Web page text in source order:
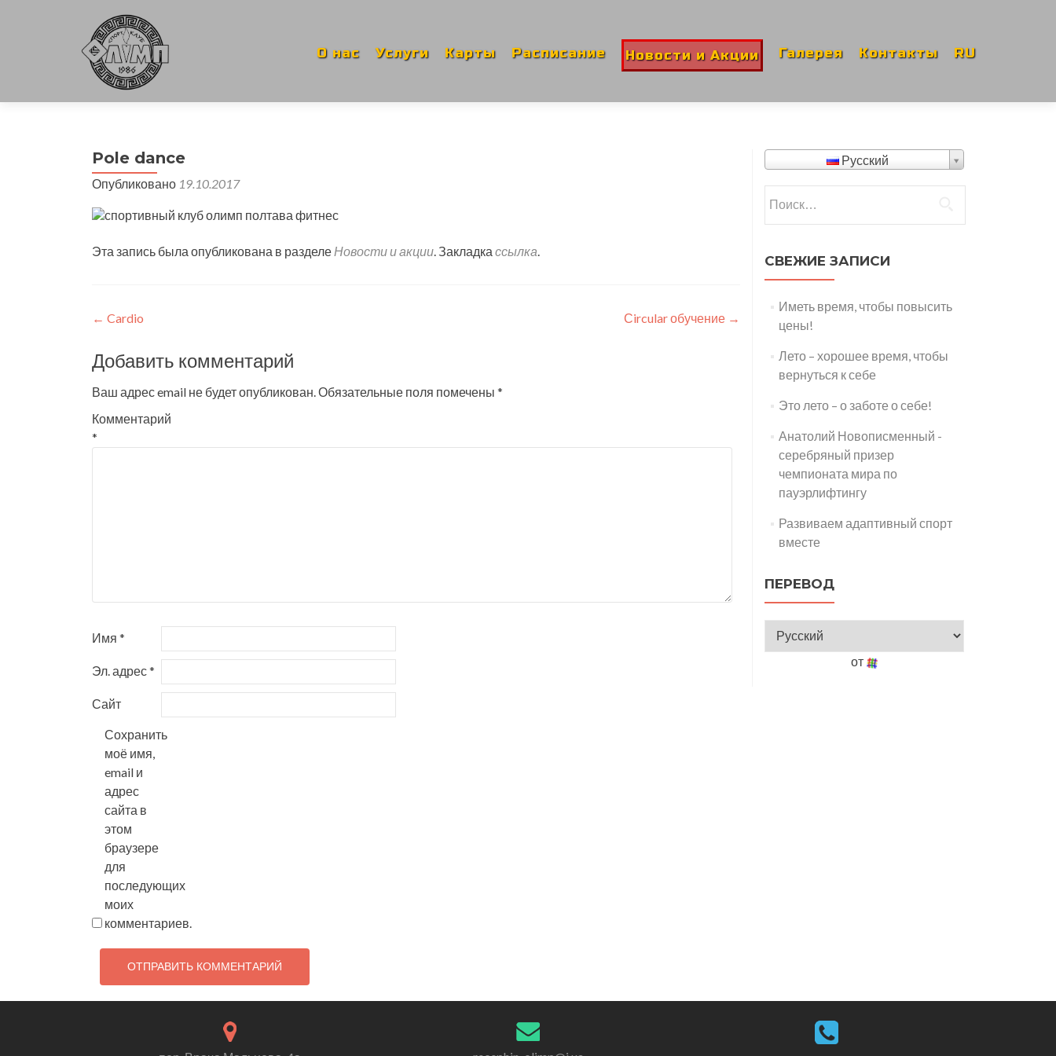
содержимому
О нас Услуги Карты Расписание Новости и Акции Галерея Контакты RU
Pole dance
Опубликовано 19.10.2017
Эта запись была опубликована в разделеНовости и акции. Закладка ссылка.
Навигация
по
записям
← Cardio Сircular обучение →
Добавить комментарий
Ваш адрес email не будет опубликован.Обязательные поля помечены *
Комментарий
*
Имя *
Эл. адрес*
Сайт
Сохранить
моё имя,
email и
адрес
сайта в
этом
браузере
для
последующих
моих
комментариев.
Русский
СВЕЖИЕ ЗАПИСИ
Иметь время, чтобы повысить
цены!
Лето – хорошее время, чтобы
вернуться к себе
Это лето – о заботе о себе!
Анатолий Новописменный -
серебряный призер
чемпионата мира по
пауэрлифтингу
Развиваем адаптивный спорт
вместе
ПЕРЕВОД
от